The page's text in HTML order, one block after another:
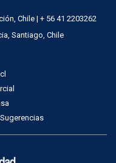
Chile | + 56 41 2203262
Santiago, Chile